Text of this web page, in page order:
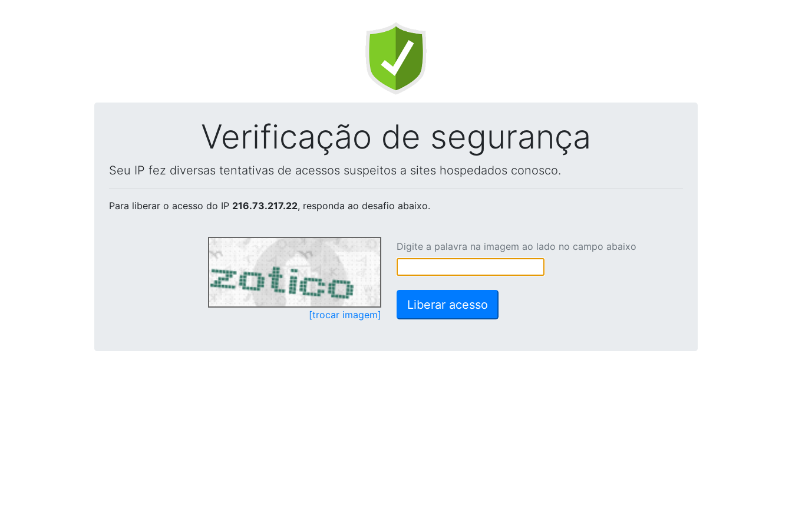
Verificação de segurança
Seu IP fez diversas tentativas de acessos suspeitos a sites hospedados conosco.
Para liberar o acesso do IP 216.73.217.22, responda ao desafio abaixo.
[trocar imagem]
Digite a palavra na imagem ao lado no campo abaixo